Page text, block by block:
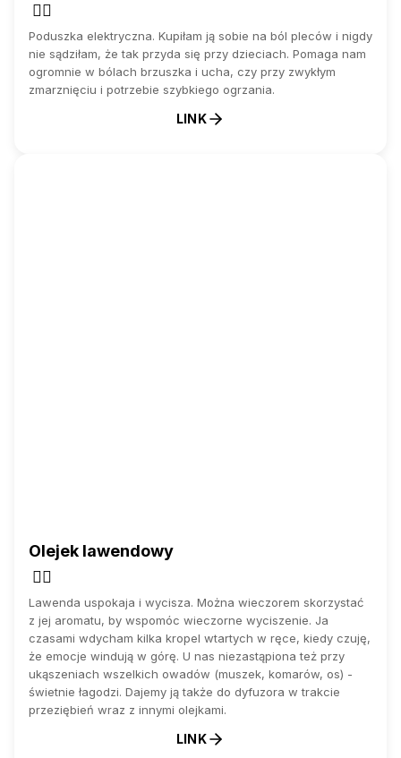
💆‍♂️
Poduszka elektryczna. Kupiłam ją sobie na ból pleców i nigdy
nie sądziłam, że tak przyda się przy dzieciach. Pomaga nam
ogromnie w bólach brzuszka i ucha, czy przy zwykłym
zmarznięciu i potrzebie szybkiego ogrzania.
LINK
Olejek lawendowy
💆‍♂️
Lawenda uspokaja i wycisza. Można wieczorem skorzystać
z jej aromatu, by wspomóc wieczorne wyciszenie. Ja
czasami wdycham kilka kropel wtartych w ręce, kiedy czuję,
że emocje windują w górę. U nas niezastąpiona też przy
ukąszeniach wszelkich owadów (muszek, komarów, os) -
świetnie łagodzi. Dajemy ją także do dyfuzora w trakcie
przeziębień wraz z innymi olejkami.
LINK